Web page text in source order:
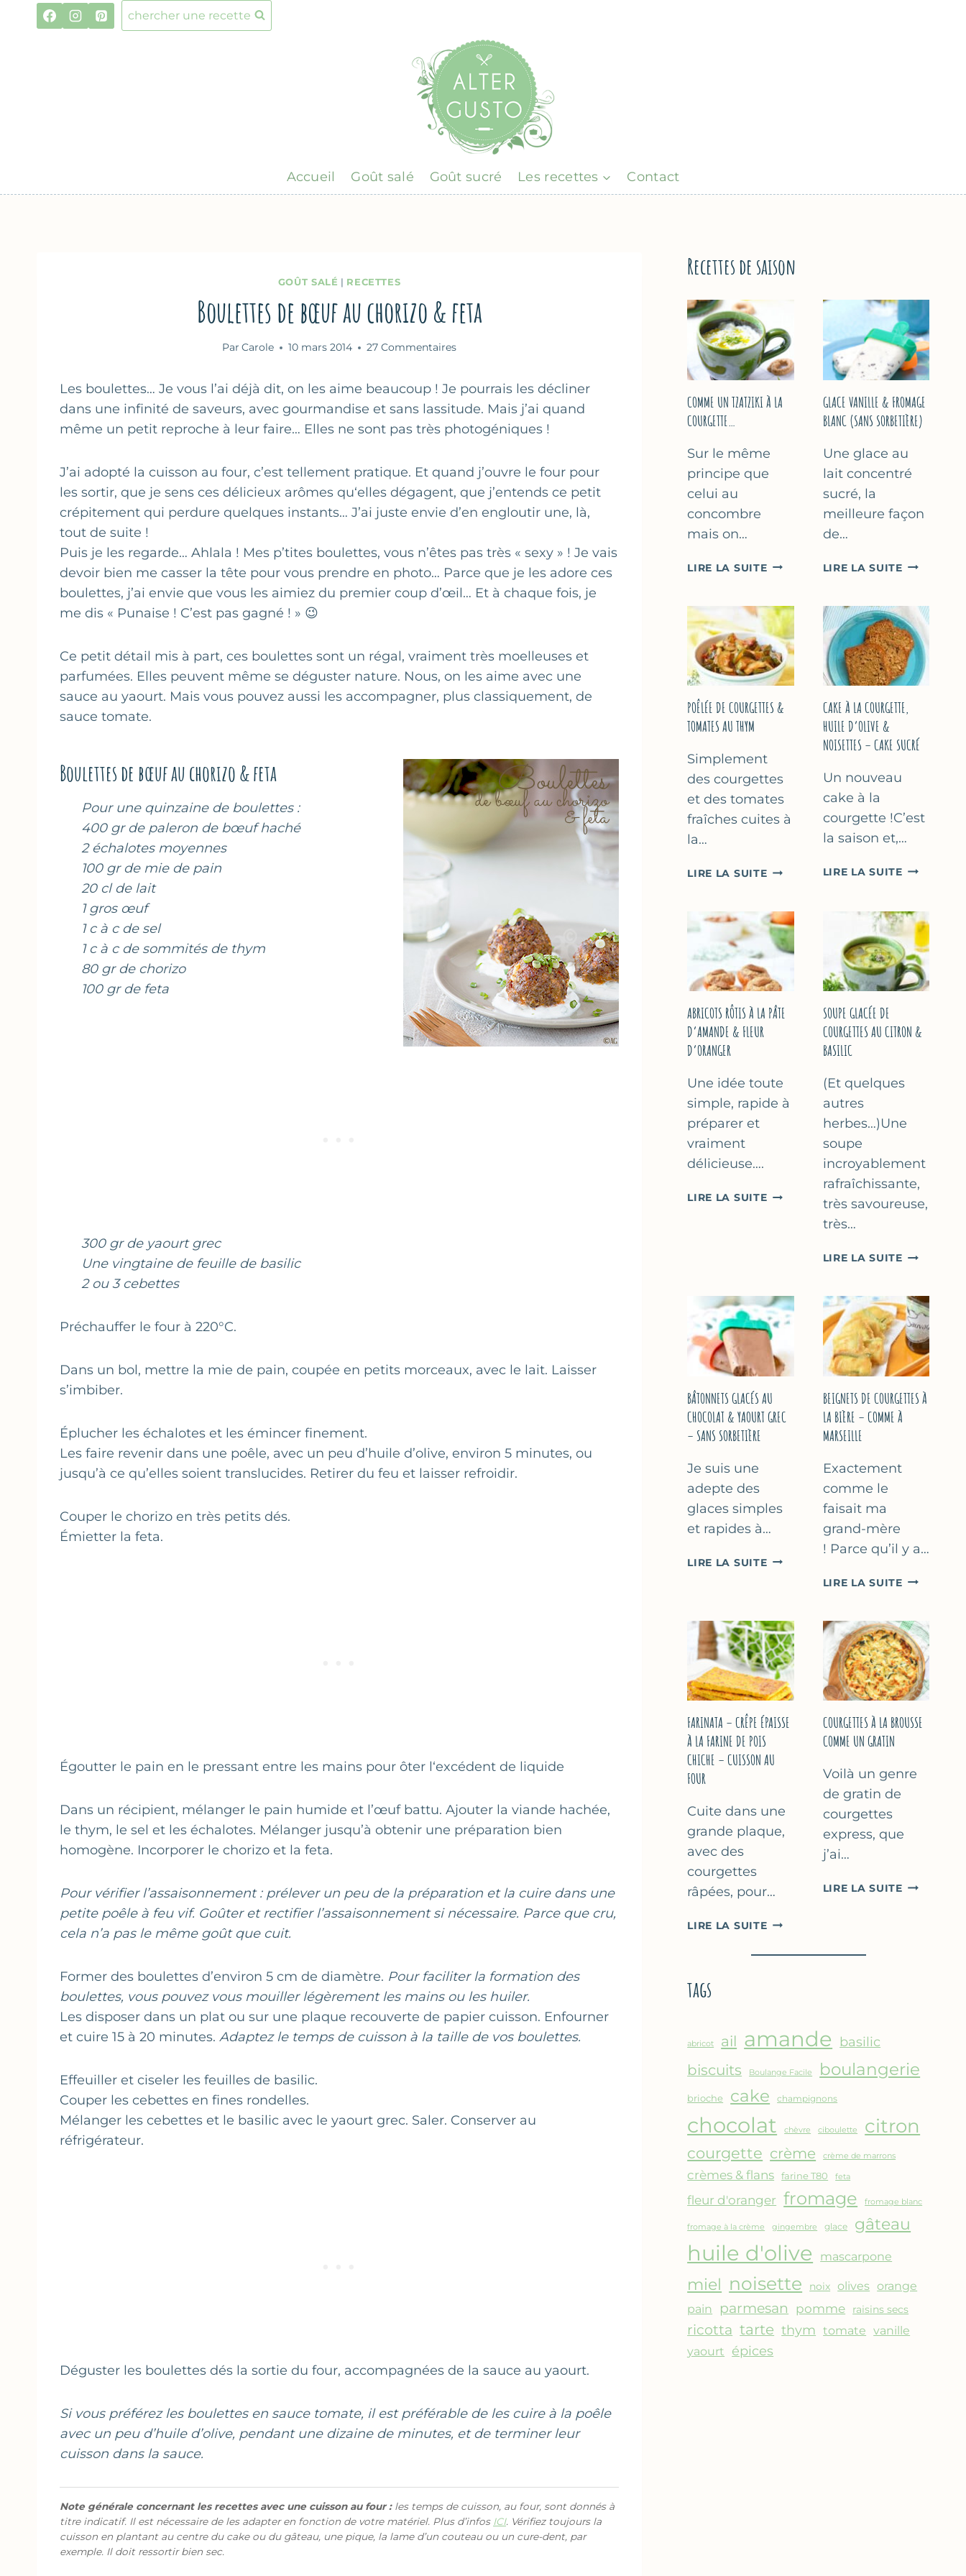
chercher une recette
Accueil Goût salé Goût sucré Les recettes Contact
GOÛT SALÉ | RECETTES
Boulettes de bœuf au chorizo & feta
Par Carole 10 mars 2014 27 Commentaires
Les boulettes… Je vous l’ai déjà dit, on les aime beaucoup ! Je pourrais les décliner
dans une infinité de saveurs, avec gourmandise et sans lassitude. Mais j’ai quand
même un petit reproche à leur faire… Elles ne sont pas très photogéniques !
J’ai adopté la cuisson au four, c’est tellement pratique. Et quand j’ouvre le four pour
les sortir, que je sens ces délicieux arômes qu‘elles dégagent, que j’entends ce petit
crépitement qui perdure quelques instants… J’ai juste envie d’en engloutir une, là,
tout de suite !
Puis je les regarde… Ahlala ! Mes p’tites boulettes, vous n’êtes pas très « sexy » ! Je vais
devoir bien me casser la tête pour vous prendre en photo… Parce que je les adore ces
boulettes, j’ai envie que vous les aimiez du premier coup d’œil… Et à chaque fois, je
me dis « Punaise ! C’est pas gagné ! » 😉
Ce petit détail mis à part, ces boulettes sont un régal, vraiment très moelleuses et
parfumées. Elles peuvent même se déguster nature. Nous, on les aime avec une
sauce au yaourt. Mais vous pouvez aussi les accompagner, plus classiquement, de
sauce tomate.
Boulettes de bœuf au chorizo & feta
Pour une quinzaine de boulettes :
400 gr de paleron de bœuf haché
2 échalotes moyennes
100 gr de mie de pain
20 cl de lait
1 gros œuf
1 c à c de sel
1 c à c de sommités de thym
80 gr de chorizo
100 gr de feta
300 gr de yaourt grec
Une vingtaine de feuille de basilic
2 ou 3 cebettes
Préchauffer le four à 220°C.
Dans un bol, mettre la mie de pain, coupée en petits morceaux, avec le lait. Laisser
s’imbiber.
Éplucher les échalotes et les émincer finement.
Les faire revenir dans une poêle, avec un peu d’huile d’olive, environ 5 minutes, ou
jusqu’à ce qu’elles soient translucides. Retirer du feu et laisser refroidir.
Couper le chorizo en très petits dés.
Émietter la feta.
Égoutter le pain en le pressant entre les mains pour ôter l‘excédent de liquide
Dans un récipient, mélanger le pain humide et l’œuf battu. Ajouter la viande hachée,
le thym, le sel et les échalotes. Mélanger jusqu’à obtenir une préparation bien
homogène. Incorporer le chorizo et la feta.
Pour vérifier l’assaisonnement : prélever un peu de la préparation et la cuire dans une
petite poêle à feu vif. Goûter et rectifier l’assaisonnement si nécessaire. Parce que cru,
cela n’a pas le même goût que cuit.
Former des boulettes d’environ 5 cm de diamètre. Pour faciliter la formation des
boulettes, vous pouvez vous mouiller légèrement les mains ou les huiler.
Les disposer dans un plat ou sur une plaque recouverte de papier cuisson. Enfourner
et cuire 15 à 20 minutes. Adaptez le temps de cuisson à la taille de vos boulettes.
Effeuiller et ciseler les feuilles de basilic.
Couper les cebettes en fines rondelles.
Mélanger les cebettes et le basilic avec le yaourt grec. Saler. Conserver au
réfrigérateur.
Déguster les boulettes dés la sortie du four, accompagnées de la sauce au yaourt.
Si vous préférez les boulettes en sauce tomate, il est préférable de les cuire à la poêle
avec un peu d’huile d’olive, pendant une dizaine de minutes, et de terminer leur
cuisson dans la sauce.
Note générale concernant les recettes avec une cuisson au four :les temps de cuisson, au four, sont donnés à
titre indicatif. Il est nécessaire de les adapter en fonction de votre matériel. Plus d’infos ICI. Vérifiez toujours la
cuisson en plantant au centre du cake ou du gâteau, une pique, la lame d’un couteau ou un cure-dent, par
exemple. Il doit ressortir bien sec.
Recettes de saison
COMME UN TZATZIKI À LA
COURGETTE…
Sur le même
principe que
celui au
concombre
mais on…
LIRE LA SUITECOMME
À
LA
COURGETTE…
GLACE VANILLE & FROMAGE
BLANC (SANS SORBETIÈRE)
Une glace au
lait concentré
sucré, la
meilleure façon
de…
LIRE LA SUITEGLACE
FROMAGE
BLANC
(SANS
POÊLÉE DE COURGETTES &
TOMATES AU THYM
Simplement
des courgettes
et des tomates
fraîches cuites à
la…
LIRE LA SUITEPOÊLÉE
&
TOMATES
AU
THYM
CAKE À LA COURGETTE,
HUILE D’OLIVE &
NOISETTES – CAKE SUCRÉ
Un nouveau
cake à la
courgette !C’est
la saison et,…
LIRE LA SUITECAKE
HUILE
D’OLIVE
&
NOISETTES
SUCRÉ
ABRICOTS RÔTIS À LA PÂTE
D’AMANDE & FLEUR
D’ORANGER
Une idée toute
simple, rapide à
préparer et
vraiment
délicieuse….
LIRE LA SUITEABRICOTS
&
FLEUR
D’ORANGER
SOUPE GLACÉE DE
COURGETTES AU CITRON &
BASILIC
(Et quelques
autres
herbes…)Une
soupe
incroyablement
rafraîchissante,
très savoureuse,
très…
LIRE LA SUITESOUPE
AU
CITRON
&
BASILIC
BÂTONNETS GLACÉS AU
CHOCOLAT & YAOURT GREC
– SANS SORBETIÈRE
Je suis une
adepte des
glaces simples
et rapides à…
LIRE LA SUITEBÂTONNETS
&
YAOURT
GREC
–
SANS
BEIGNETS DE COURGETTES À
LA BIÈRE – COMME À
MARSEILLE
Exactement
comme le
faisait ma
grand-mère
! Parce qu’il y a…
LIRE LA SUITEBEIGNETS
À
LA
BIÈRE
–
COMME
MARSEILLE
FARINATA – CRÊPE ÉPAISSE
À LA FARINE DE POIS
CHICHE – CUISSON AU
FOUR
Cuite dans une
grande plaque,
avec des
courgettes
râpées, pour…
LIRE LA SUITEFARINATA
CRÊPE
DE
CHICHE
CUISSON
AU
FOUR
COURGETTES À LA BROUSSE
COMME UN GRATIN
Voilà un genre
de gratin de
courgettes
express, que
j’ai…
LIRE LA SUITE
tags
abricot ail amande basilic
biscuits Boulange Facile boulangerie
brioche cake champignons
chocolat chèvre ciboulette citron
courgette crème crème de marrons
crèmes & flans farine T80 feta
fleur d'oranger fromage fromage blanc
fromage à la crème gingembre glace gâteau
huile d'olive mascarpone
miel noisette noix olives orange
pain
parmesan pomme raisins secs
ricotta tarte thym tomate vanille
yaourt épices